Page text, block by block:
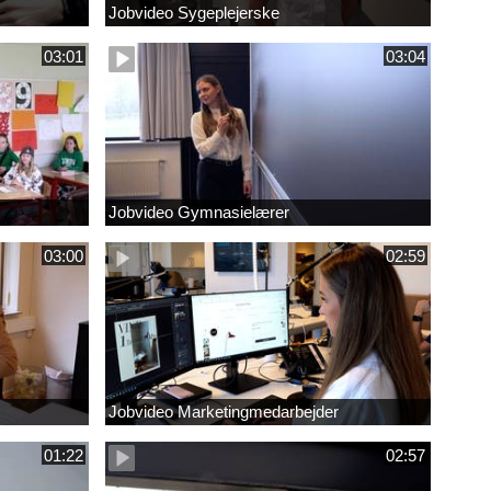
Jobvideo Sygeplejerske
03:01 03:04
Jobvideo Gymnasielærer
03:00 02:59
Jobvideo Marketingmedarbejder
01:22 02:57